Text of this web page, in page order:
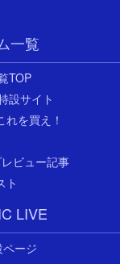
一覧
TOP
設サイト
れを買え！
ビュー記事
ト
LIVE
ージ